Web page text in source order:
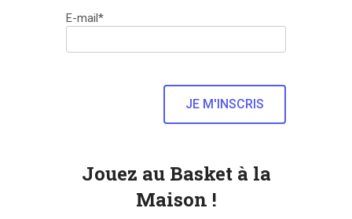
E-mail*
Jouez au Basket à la
Maison !